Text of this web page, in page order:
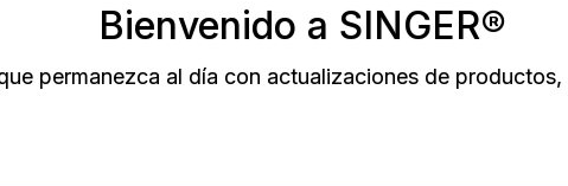
Bienvenido a SINGER®
permanezca al día con actualizaciones de